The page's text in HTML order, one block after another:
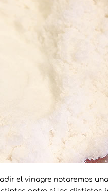
el vinagre notaremos